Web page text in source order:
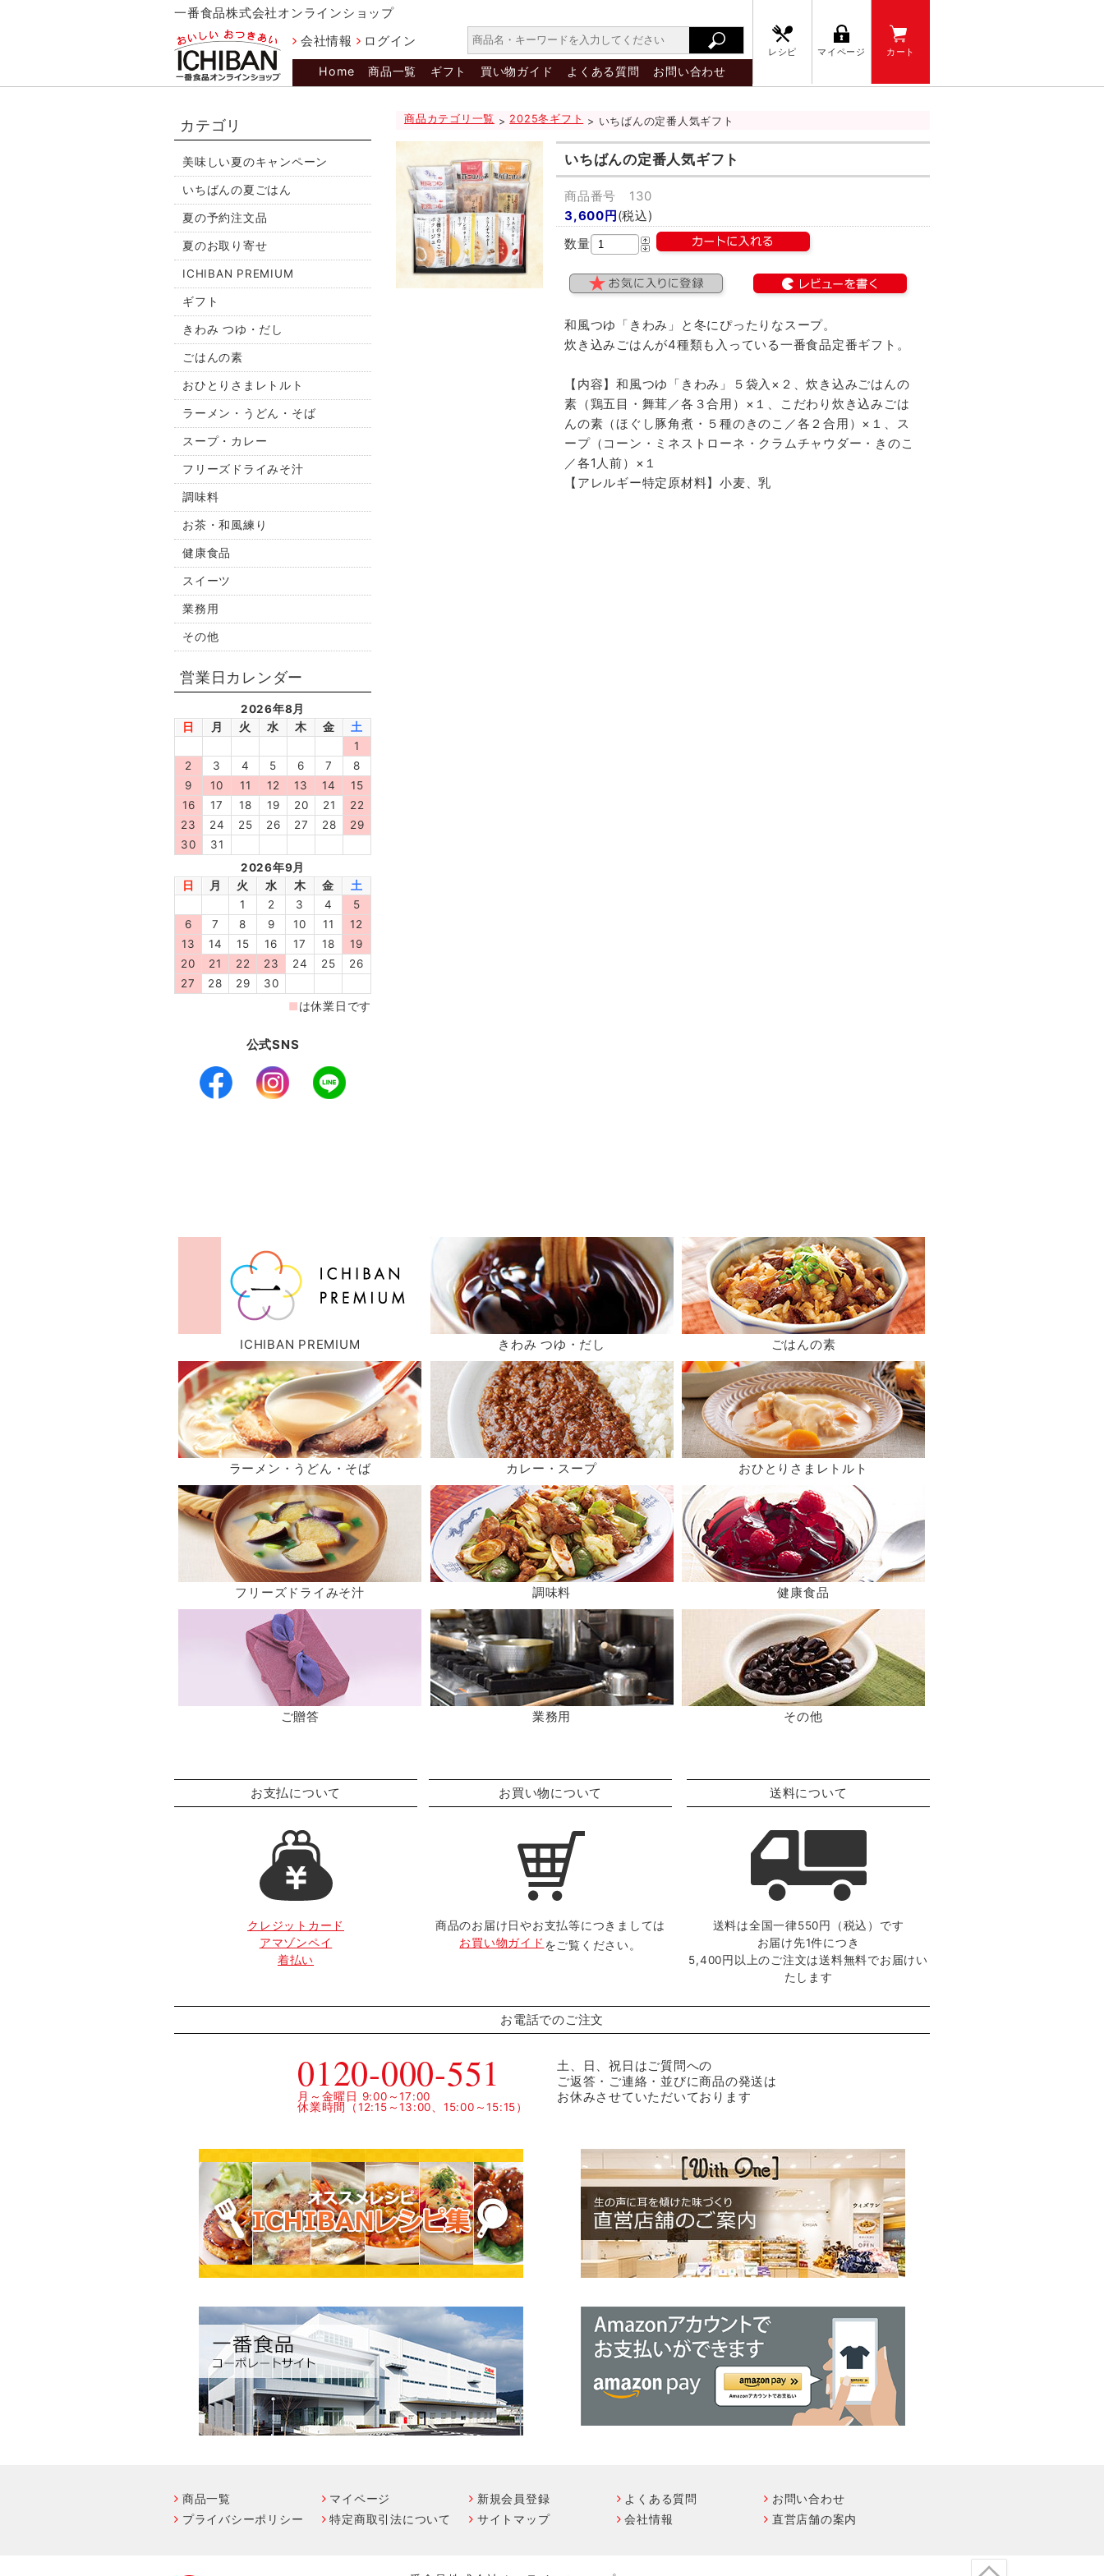
一番食品株式会社オンラインショップ
会社情報
ログイン
Home 商品一覧 ギフト 買い物ガイド よくある質問 お問い合わせ
レシピ マイページ カート
カテゴリ
美味しい夏のキャンペーン
いちばんの夏ごはん
夏の予約注文品
夏のお取り寄せ
ICHIBAN PREMIUM
ギフト
きわみ つゆ・だし
ごはんの素
おひとりさまレトルト
ラーメン・うどん・そば
スープ・カレー
フリーズドライみそ汁
調味料
お茶・和風練り
健康食品
スイーツ
業務用
その他
公式SNS
商品カテゴリ一覧 >2025冬ギフト > いちばんの定番人気ギフト
いちばんの定番人気ギフト
商品番号 130
3,600円(税込)
数量
和風つゆ「きわみ」と冬にぴったりなスープ。
炊き込みごはんが4種類も入っている一番食品定番ギフト。
【内容】和風つゆ「きわみ」５袋入×２、炊き込みごはんの
素（鶏五目・舞茸／各３合用）×１、こだわり炊き込みごは
んの素（ほぐし豚角煮・５種のきのこ／各２合用）×１、ス
ープ（コーン・ミネストローネ・クラムチャウダー・きのこ
／各1人前）×１
【アレルギー特定原材料】小麦、乳
ICHIBAN PREMIUM きわみ つゆ・だし ごはんの素
ラーメン・うどん・そば カレー・スープ おひとりさまレトルト
フリーズドライみそ汁 調味料 健康食品
ご贈答 業務用 その他
お支払について
クレジットカード
アマゾンペイ
着払い
お買い物について
商品のお届け日やお支払等につきましては
お買い物ガイドをご覧ください。
送料について
送料は全国一律550円（税込）です
お届け先1件につき
5,400円以上のご注文は送料無料でお届けい
たします
お電話でのご注文
0120-000-551
月～金曜日 9:00～17:00
休業時間（12:15～13:00、15:00～15:15）
土、日、祝日はご質問への
ご返答・ご連絡・並びに商品の発送は
お休みさせていただいております
商品一覧 マイページ 新規会員登録 よくある質問
お問い合わせ
プライバシーポリシー
特定商取引法について サイトマップ 会社情報 直営店舗の案内